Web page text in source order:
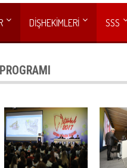
DİŞHEKİMLERİ SSS